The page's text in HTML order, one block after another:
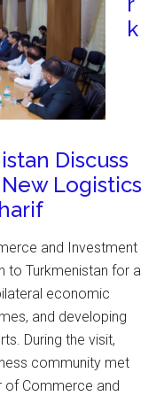
k
Discuss
Logistics
and Investment
to Turkmenistan for a
economic
and developing
During the visit,
community met
of Commerce and